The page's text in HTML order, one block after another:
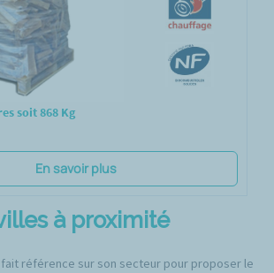
soit 868 Kg
En savoir plus
à proximité
fait référence sur son secteur pour proposer le